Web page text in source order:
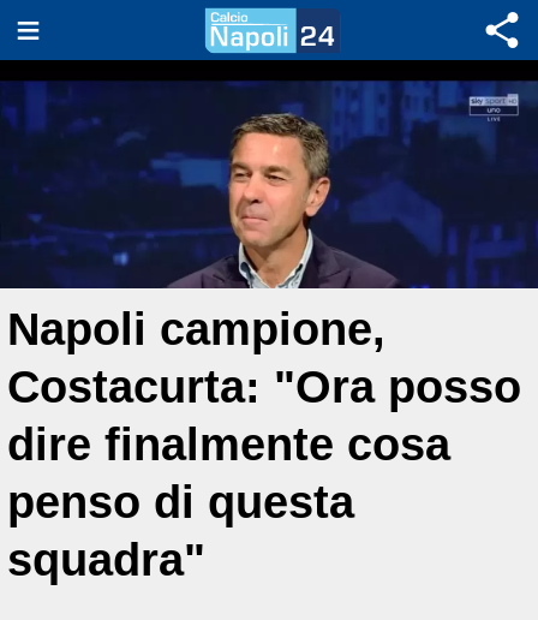
Napoli campione,
Costacurta: "Ora posso
dire finalmente cosa
penso di questa
squadra"